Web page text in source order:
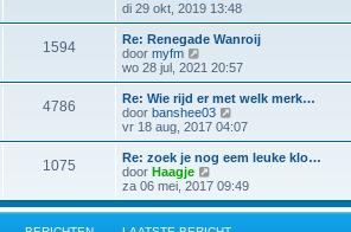
c
h
t
b
e
r
c
h
t
k
a
a
t
s
e
b
e
r
i
h
t
e
k
i
k
a
a
t
s
e
e
r
di 29 okt, 2019 13:48
1594
Re: Renegade Wanroij
door myfm
e
k
i
j
k
a
t
s
t
wo 28 jul, 2021 20:57
4786
Re: Wie rijd er met welk merk…
door banshee03
e
k
i
k
a
vr 18 aug, 2017 04:07
1075
Re: zoek je nog eem leuke klo…
door Haagje
e
k
i
j
za 06 mei, 2017 09:49